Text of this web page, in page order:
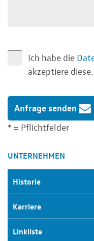
Ich habe die
akzeptiere diese.
Anfrage senden
* = Pflichtfelder
UNTERNEHMEN
Historie
Karriere
Linkliste